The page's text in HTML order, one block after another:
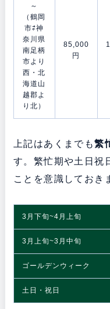
～
（鶴岡
市⇄神
奈川県
南足柄
市より
西・北
海道山
越郡よ
り北）
85,000
円
上記はあくまでも繁
す。繁忙期や土日祝
ことを意識しておき
3月下旬~4月上旬
3月上旬~3月中旬
ゴールデンウィーク
土日・祝日